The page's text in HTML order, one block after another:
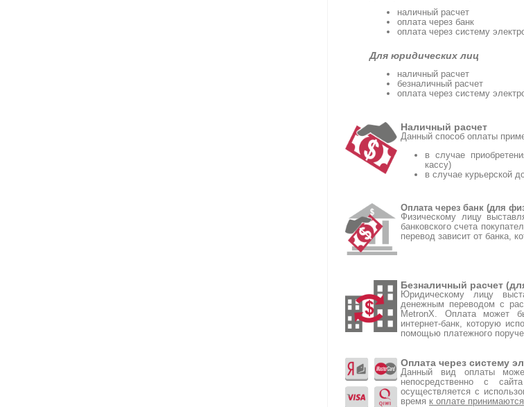
наличный расчет
оплата через банк
оплата через систему
Для юридических лиц
наличный расчет
безналичный расчет
оплата через систему
Наличный расчет
Данный способ оплаты
в случае
кассу)
в случае курьерской
Оплата через банк (для
Физическому лицу
банковского счета
перевод зависит от банка,
Безналичный расчет
Юридическому лицу
денежным переводом с
MetronX. Оплата может
интернет-банк, которую
помощью платежного
Оплата через систему
Данный вид оплаты
непосредственно с
осуществляется с
время к оплате принимаются